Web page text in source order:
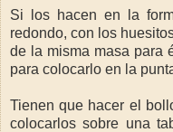
Si los hacen en la
redondo, con los
de la misma masa para
para colocarlo en la
Tienen que hacer el
colocarlos sobre una